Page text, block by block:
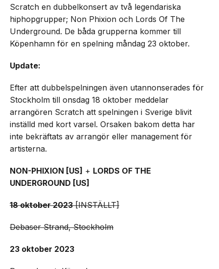
Scratch en dubbelkonsert av två legendariska
hiphopgrupper; Non Phixion och Lords Of The
Underground. De båda grupperna kommer till
Köpenhamn för en spelning måndag 23 oktober.
Update:
Efter att dubbelspelningen även utannonserades för
Stockholm till onsdag 18 oktober meddelar
arrangören Scratch att spelningen i Sverige blivit
inställd med kort varsel. Orsaken bakom detta har
inte bekräftats av arrangör eller management för
artisterna.
NON-PHIXION [US] + LORDS OF THE
UNDERGROUND [US]
18 oktober 2023[INSTÄLLT]
Debaser Strand, Stockholm
23 oktober 2023